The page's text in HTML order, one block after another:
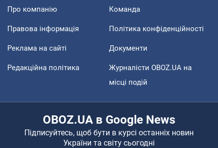
Про компанію Команда
Правова інформація Політика конфіденційності
Реклама на сайті Документи
Редакційна політика
Журналісти OBOZ.UA на
місці подій
OBOZ.UA в Google News
Підписуйтесь, щоб бути в курсі останніх новин
України та світу сьогодні